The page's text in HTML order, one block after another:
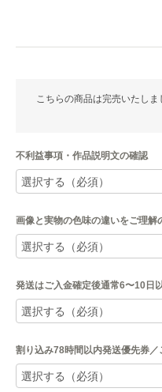
こちらの商品は完売いたし
不利益事項・作品説明文の確認
画像と実物の色味の違いをご理解
発送はご入金確定後通常6〜10日
割り込み78時間以内発送優先券